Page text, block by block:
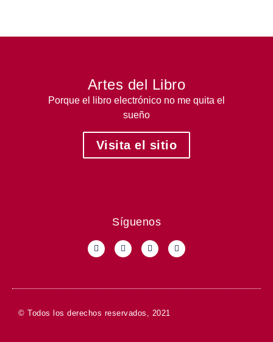
Artes del Libro
Porque el libro electrónico no me quita el
sueño
Visita el sitio
Síguenos
© Todos los derechos reservados, 2021